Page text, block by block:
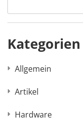
Kategorien
Allgemein
Artikel
Hardware